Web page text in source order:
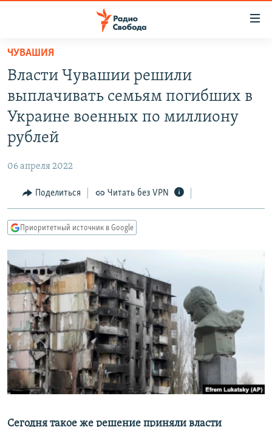
упрощенного
доступа
основному
содержанию
Вернутся
навигации
Вернутся
АВТОРСКИЕ ПРОЕКТЫ
ЦИТАТЫ СВОБОДЫ
КУЛЬТУРА
IDEL.РЕАЛИИ
КАВКАЗ.РЕАЛИИ
СИБИРЬ.РЕАЛИИ
РАСПИСАНИЕ ВЕЩАНИЯ
ПОДПИШИТЕСЬ НА РАССЫЛКУ
СОЦИАЛЬНЫЕ СЕТИ
Все сайты РСЕ/РС
ЧУВАШИЯ
Власти Чувашии решили
выплачивать семьям погибших в
Украине военных по миллиону
рублей
06 апреля 2022
Поделиться Читать без VPN
Приоритетный источник в Google
Сегодня такое же решение приняли власти